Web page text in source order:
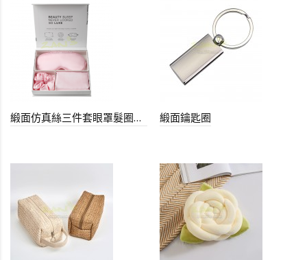
緞面仿真絲三件套眼罩髮圈枕套 緞面鑰匙圈